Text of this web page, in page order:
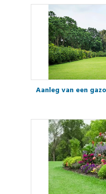
Aanleg van een